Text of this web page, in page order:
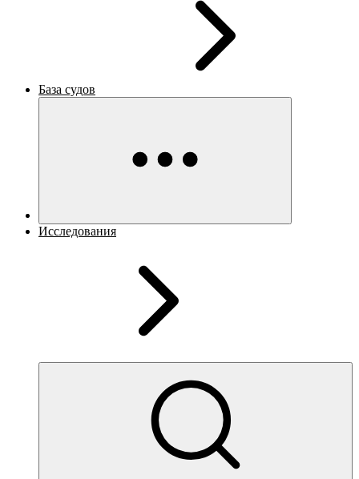
База судов
Исследования